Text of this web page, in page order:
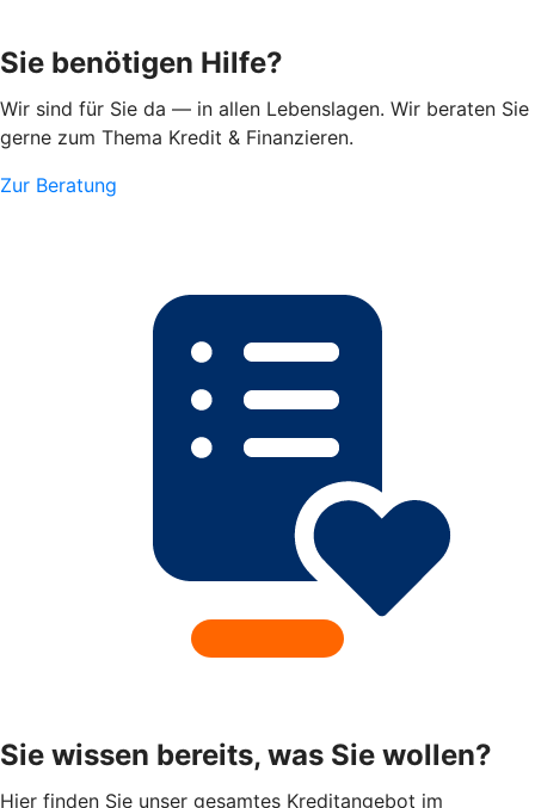
Sie benötigen Hilfe?
Wir sind für Sie da — in allen Lebenslagen. Wir beraten Sie
gerne zum Thema Kredit & Finanzieren.
Zur Beratung
Sie wissen bereits, was Sie wollen?
Hier finden Sie unser gesamtes Kreditangebot im